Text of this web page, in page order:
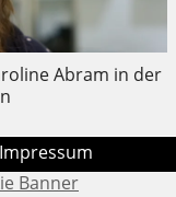
Abram in der
Impressum
Banner